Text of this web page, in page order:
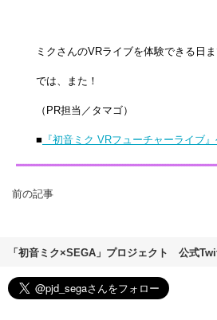
ミクさんのVRライブを体験できる日
では、また！
（PR担当／タマゴ）
■ 『初音ミク VRフューチャーライブ
前の記事
「初音ミク×SEGA」プロジェクト 公式